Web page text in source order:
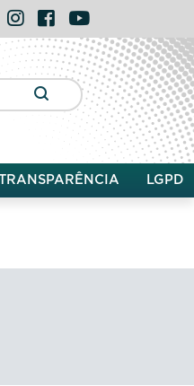
Instagram
FacebookYouTube
LGPD